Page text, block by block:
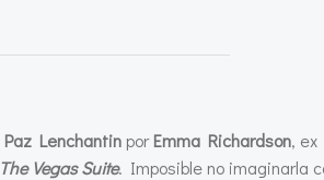
Paz Lenchantin porEmma Richardson, ex
The Vegas Suite. Imposible no imaginarla